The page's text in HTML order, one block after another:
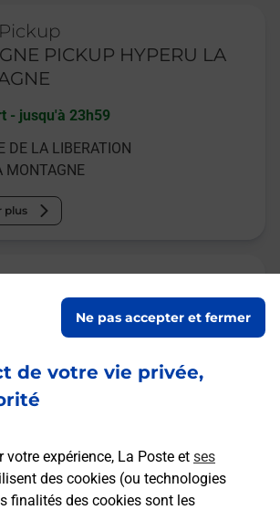
de votre vie privée,
votre expérience, La Poste et ses
des cookies (ou technologies
finalités des cookies sont les
Ne pas accepter et fermer
PICKUP HYPERU LA
- jusqu'à 23h59
DE LA LIBERATION
MONTAGNE
plus
MONTAGNE